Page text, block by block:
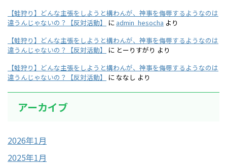
【蛙狩り】どんな主張をしようと構わんが、神事を侮辱するようなのは
違うんじゃないの？【反対活動】
に admin_hesocha より
【蛙狩り】どんな主張をしようと構わんが、神事を侮辱するようなのは
違うんじゃないの？【反対活動】
に とーりすがり より
【蛙狩り】どんな主張をしようと構わんが、神事を侮辱するようなのは
違うんじゃないの？【反対活動】
に ななし より
アーカイブ
2026年1月
2025年1月